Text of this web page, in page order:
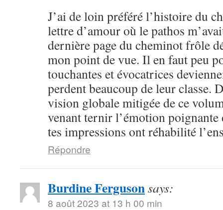
J’ai de loin préféré l’histoire du
lettre d’amour où le pathos
dernière page du cheminot frôle
mon point de vue. Il en faut peu
touchantes et évocatrices
perdent beaucoup de leur classe.
vision globale mitigée de ce
venant ternir l’émotion poignante
tes impressions ont réhabilité
Répondre
Burdine Fergusonsays:
8 août 2023 at 13 h 00 min